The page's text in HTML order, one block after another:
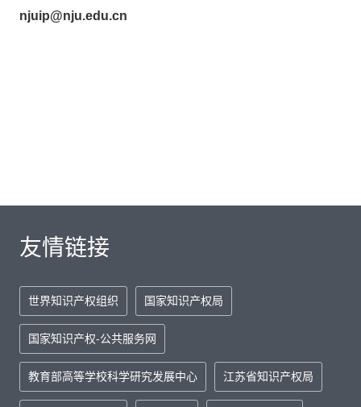
njuip@nju.edu.cn
友情链接
世界知识产权组织 国家知识产权局
国家知识产权-公共服务网
教育部高等学校科学研究发展中心 江苏省知识产权局